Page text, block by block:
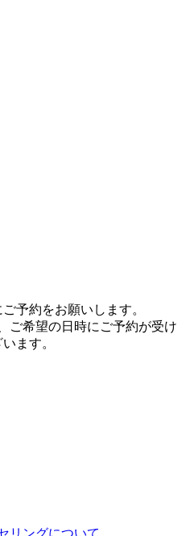
予約をお願いします。
ご希望の日時にご予約が受け
ます。